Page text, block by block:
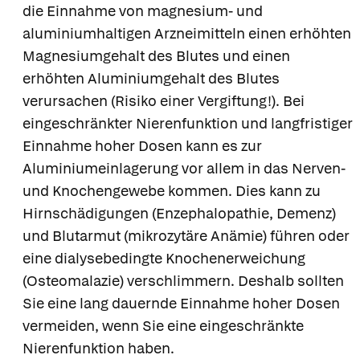
die Einnahme von magnesium- und
aluminiumhaltigen Arzneimitteln einen erhöhten
Magnesiumgehalt des Blutes und einen
erhöhten Aluminiumgehalt des Blutes
verursachen (Risiko einer Vergiftung!). Bei
eingeschränkter Nierenfunktion und langfristiger
Einnahme hoher Dosen kann es zur
Aluminiumeinlagerung vor allem in das Nerven-
und Knochengewebe kommen. Dies kann zu
Hirnschädigungen (Enzephalopathie, Demenz)
und Blutarmut (mikrozytäre Anämie) führen oder
eine dialysebedingte Knochenerweichung
(Osteomalazie) verschlimmern. Deshalb sollten
Sie eine lang dauernde Einnahme hoher Dosen
vermeiden, wenn Sie eine eingeschränkte
Nierenfunktion haben.